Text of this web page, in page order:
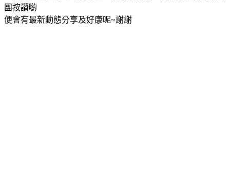
團按讚喲
便會有最新動態分享及好康呢~謝謝